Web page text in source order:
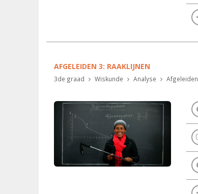
AFGELEIDEN 3: RAAKLIJNEN
3de graad Wiskunde Analyse Afgeleiden